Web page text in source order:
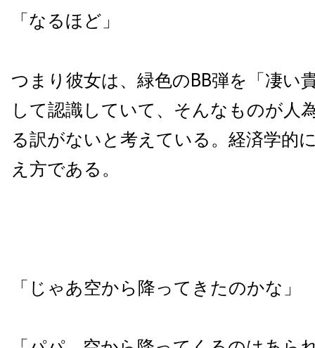
「なるほど」
つまり彼女は、緑色のBB弾を「凄い
して認識していて、そんなものが人
る訳がないと考えている。経済学的
え方である。
「じゃあ空から降ってきたのかな」